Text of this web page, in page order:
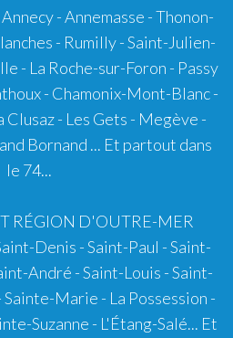
Annecy-Annemasse -Thonon-
- Rumilly-Saint-Julien-
- La Roche-sur-Foron - Passy
- Chamonix-Mont-Blanc-
Clusaz- Les Gets - Megève -
Bornand ... Et partout dans
le 74...
RÉGION D'OUTRE-MER
Denis - Saint-Paul - Saint-
André - Saint-Louis - Saint-
Marie - La Possession -
Suzanne - L'Étang-Salé... Et